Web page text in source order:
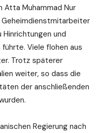
Atta Muhammad Nur
und
Viele flohen aus
Trotz späterer
weiter, so dass die
der anschließenden
Regierung nach